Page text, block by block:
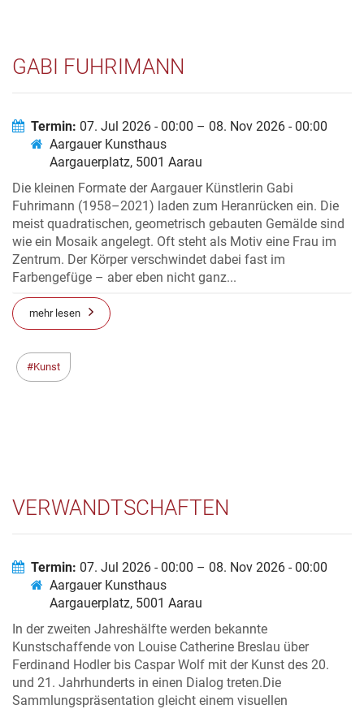
GABI FUHRIMANN
Termin: 07. Jul 2026 - 00:00 – 08. Nov 2026 - 00:00
Aargauer Kunsthaus
Aargauerplatz, 5001 Aarau
Die kleinen Formate der Aargauer Künstlerin Gabi
Fuhrimann (1958–2021) laden zum Heranrücken ein. Die
meist quadratischen, geometrisch gebauten Gemälde sind
wie ein Mosaik angelegt. Oft steht als Motiv eine Frau im
Zentrum. Der Körper verschwindet dabei fast im
Farbengefüge – aber eben nicht ganz...
mehr lesen
Kunst
VERWANDTSCHAFTEN
Termin: 07. Jul 2026 - 00:00 – 08. Nov 2026 - 00:00
Aargauer Kunsthaus
Aargauerplatz, 5001 Aarau
In der zweiten Jahreshälfte werden bekannte
Kunstschaffende von Louise Catherine Breslau über
Ferdinand Hodler bis Caspar Wolf mit der Kunst des 20.
und 21. Jahrhunderts in einen Dialog treten.Die
Sammlungspräsentation gleicht einem visuellen